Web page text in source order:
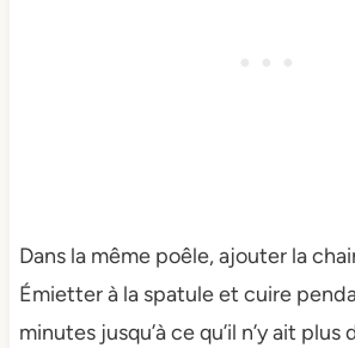
Dans la même poêle, ajouter la
Émietter à la spatule et cuire
minutes jusqu’à ce qu’il n’y ait plus